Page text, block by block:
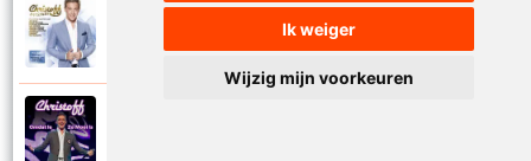
Ik weiger
Wijzig mijn voorkeuren
Christoff en Florian Silbereisen
Omdat ie zo mooi is